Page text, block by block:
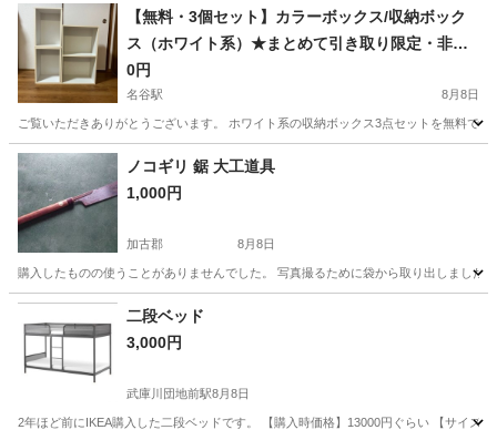
兵庫 西宮市 門戸厄神駅 ソファ
【無料・3個セット】カラーボックス/収納ボック
ス（ホワイト系）★まとめて引き取り限定・非対
面・早く来られる方優先
0円
名谷駅 8月8日
ご覧いただきありがとうございます。 ホワイト系の収納ボックス3点セットを無料で
兵庫 神戸市 名谷駅 収納家具
ノコギリ 鋸 大工道具
1,000円
加古郡 8月8日
購入したものの使うことがありませんでした。 写真撮るために袋から取り出しました
兵庫 加古郡 その他
二段ベッド
3,000円
武庫川団地前駅8月8日
2年ほど前にIKEA購入した二段ベッドです。 【購入時価格】13000円ぐらい 【サイ